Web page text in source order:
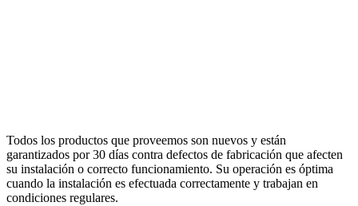
Todos los productos que proveemos son nuevos y están
garantizados por 30 días contra defectos de fabricación que afecten
su instalación o correcto funcionamiento. Su operación es óptima
cuando la instalación es efectuada correctamente y trabajan en
condiciones regulares.